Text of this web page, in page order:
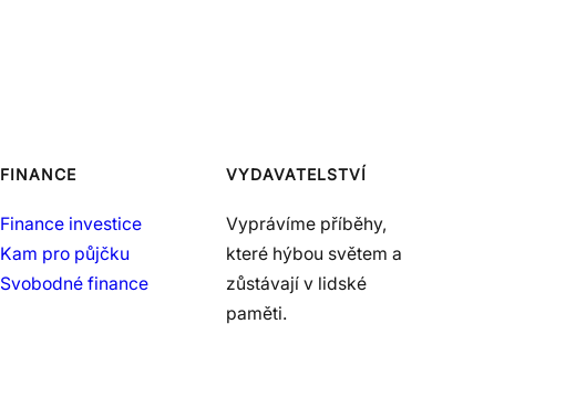
FINANCE
Finance investice
Kam pro půjčku
Svobodné finance
VYDAVATELSTVÍ
Vyprávíme příběhy,
které hýbou světem a
zůstávají v lidské
paměti.